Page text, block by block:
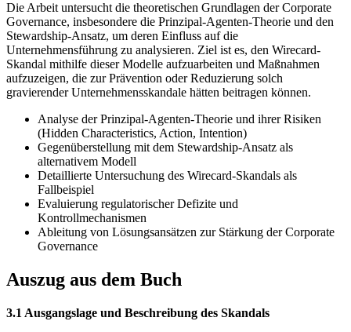
Die Arbeit untersucht die theoretischen Grundlagen der Corporate
Governance, insbesondere die Prinzipal-Agenten-Theorie und den
Stewardship-Ansatz, um deren Einfluss auf die
Unternehmensführung zu analysieren. Ziel ist es, den Wirecard-
Skandal mithilfe dieser Modelle aufzuarbeiten und Maßnahmen
aufzuzeigen, die zur Prävention oder Reduzierung solch
gravierender Unternehmensskandale hätten beitragen können.
Analyse der Prinzipal-Agenten-Theorie und ihrer Risiken
(Hidden Characteristics, Action, Intention)
Gegenüberstellung mit dem Stewardship-Ansatz als
alternativem Modell
Detaillierte Untersuchung des Wirecard-Skandals als
Fallbeispiel
Evaluierung regulatorischer Defizite und
Kontrollmechanismen
Ableitung von Lösungsansätzen zur Stärkung der Corporate
Governance
Auszug aus dem Buch
3.1 Ausgangslage und Beschreibung des Skandals